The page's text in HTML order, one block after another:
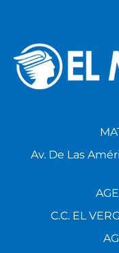
Av. De Las
C.C. EL